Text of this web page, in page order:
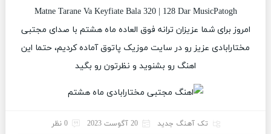
Matne Tarane Va Keyfiate Bala 320 | 128 Dar MusicPatogh
امروز برای شما عزیزان ترانه فوق العاده ماه هشتم با صدای مجتبی
مختارابادی عزیز رو در سایت موزیک پاتوق آماده کردیم، حتما این
اهنگ رو بشنوید و نظرتون رو بگید
تک آهنگ جدید 20 آگوست 2023 0 نظر